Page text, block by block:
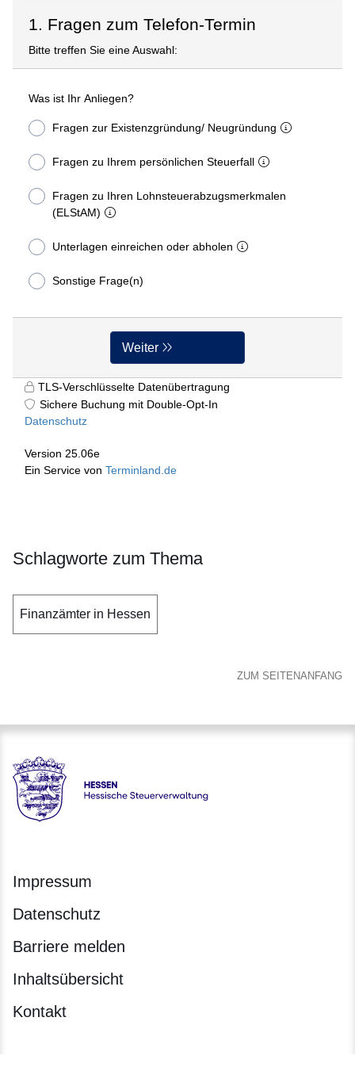
Schlagworte zum Thema
Finanzämter in Hessen
ZUM SEITENANFANG
Hessen - Hessische Steuerverwaltung
Impressum
Datenschutz
Barriere melden
Inhaltsübersicht
Kontakt